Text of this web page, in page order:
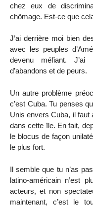
chez eux de
chômage. Est-ce que
J’ai derrière moi bien
avec les peuples
devenu méfiant. J’ai
d’abandons et de peurs.
Un autre problème
c’est Cuba. Tu penses
Unis envers Cuba, il faut
dans cette île. En fait,
le blocus de façon
le plus fort.
Il semble que tu n’as
latino-américain n’est
acteurs, et non
maintenant, c’est le